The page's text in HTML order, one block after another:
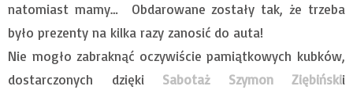
natomiast mamy… Obdarowane zostały tak, że trzeba
było prezenty na kilka razy zanosić do auta!
Nie mogło zabraknąć oczywiście pamiątkowych kubków,
dostarczonych dzięki Sabotaż Szymon Ziębińskii